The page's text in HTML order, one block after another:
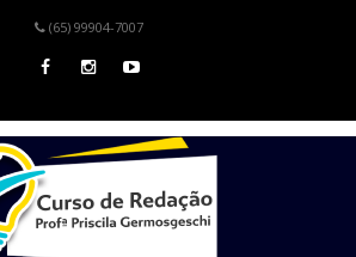
(65) 99904-7007